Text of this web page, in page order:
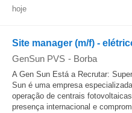
hoje
Site manager (m/f) -
GenSun PVS - Borba
A Gen Sun Está a Recrutar:
Sun é uma empresa
operação de centrais
presença internacional e